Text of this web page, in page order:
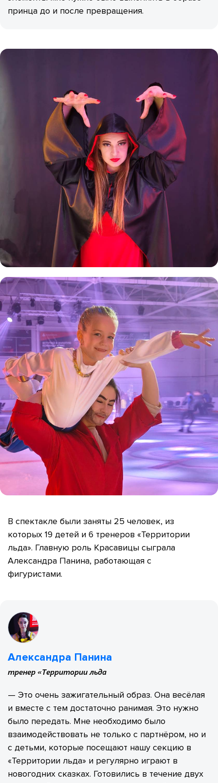
принца до и после превращения.
В спектакле были заняты 25 человек, из
которых 19 детей и 6 тренеров «Территории
льда». Главную роль Красавицы сыграла
Александра Панина, работающая с
фигуристами.
Александра Панина
тренер «Территории льда
— Это очень зажигательный образ. Она весёлая
и вместе с тем достаточно ранимая. Это нужно
было передать. Мне необходимо было
взаимодействовать не только с партнёром, но и
с детьми, которые посещают нашу секцию в
«Территории льда» и регулярно играют в
новогодних сказках. Готовились в течение двух